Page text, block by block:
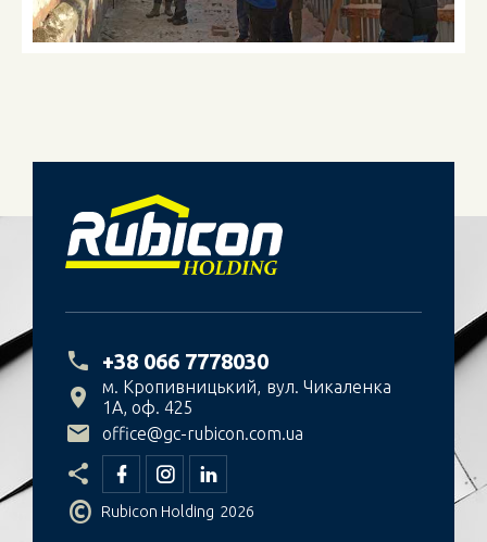
+38 066 7778030
м. Кропивницький
вул. Чикаленка
1А, оф. 425
office@gc-rubicon.com.ua
© Rubicon Holding 2026